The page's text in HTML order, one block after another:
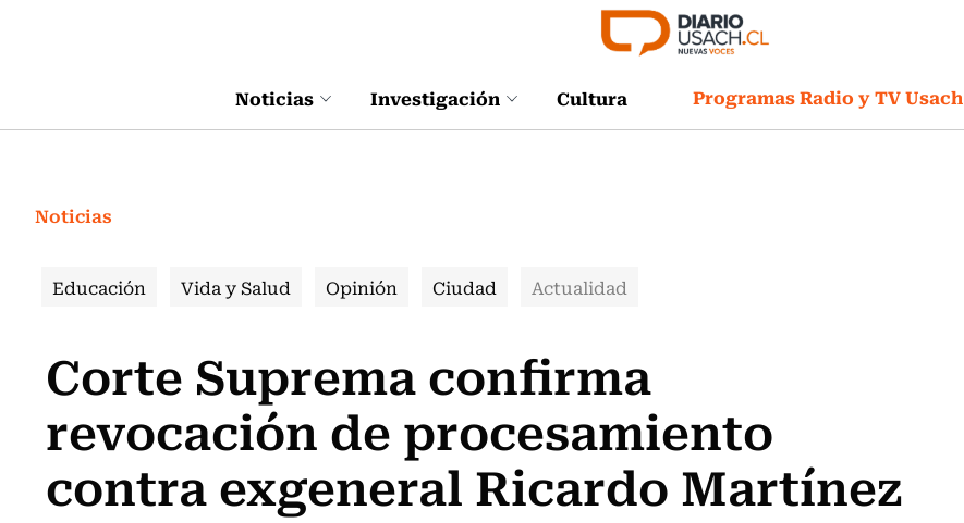
Noticias Investigación Cultura Programas Radio y TV Usach
Noticias
Educación Vida y Salud Opinión Ciudad Actualidad
Corte Suprema confirma
revocación de procesamiento
contra exgeneral Ricardo Martínez